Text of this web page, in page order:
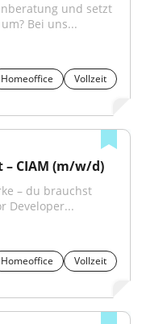
und setzt
Bei uns...
Homeoffice
Vollzeit
CIAM (m/w/d)
– du brauchst
Developer...
Homeoffice
Vollzeit